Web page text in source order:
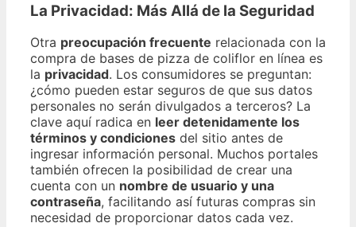
La Privacidad: Más Allá de la Seguridad
Otra preocupación frecuente relacionada con la
compra de bases de pizza de coliflor en línea es
la privacidad. Los consumidores se preguntan:
¿cómo pueden estar seguros de que sus datos
personales no serán divulgados a terceros? La
clave aquí radica en leer detenidamente los
términos y condiciones del sitio antes de
ingresar información personal. Muchos portales
también ofrecen la posibilidad de crear una
cuenta con un nombre de usuario y una
contraseña, facilitando así futuras compras sin
necesidad de proporcionar datos cada vez.